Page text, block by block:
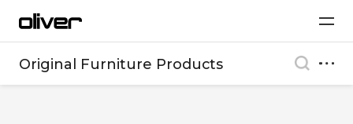
Original Furniture Products